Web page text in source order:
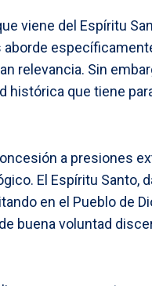
viene del Espíritu
aborde
relevancia. Sin
histórica que tiene
a presiones
El Espíritu Santo,
en el Pueblo de
buena voluntad